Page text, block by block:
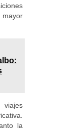
mayor
viajes
la